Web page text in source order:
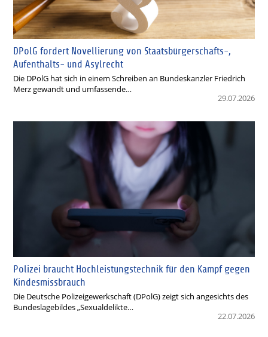
DPolG fordert Novellierung von Staatsbürgerschafts-,
Aufenthalts- und Asylrecht
Die DPolG hat sich in einem Schreiben an Bundeskanzler Friedrich
Merz gewandt und umfassende…
29.07.2026
Polizei braucht Hochleistungstechnik für den Kampf gegen
Kindesmissbrauch
Die Deutsche Polizeigewerkschaft (DPolG) zeigt sich angesichts des
Bundeslagebildes „Sexualdelikte…
22.07.2026